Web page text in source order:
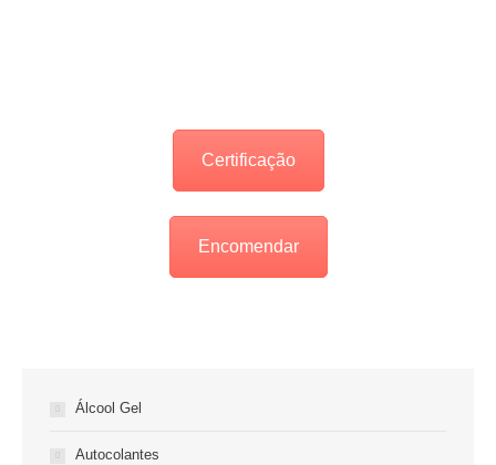
Certificação
Encomendar
Álcool Gel
Autocolantes